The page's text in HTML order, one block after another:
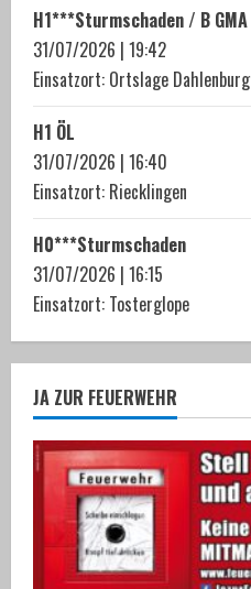
H1***Sturmschaden / B GMA
31/07/2026 | 19:42
Einsatzort: Ortslage Dahlenburg
H1 ÖL
31/07/2026 | 16:40
Einsatzort: Riecklingen
H0***Sturmschaden
31/07/2026 | 16:15
Einsatzort: Tosterglope
JA ZUR FEUERWEHR